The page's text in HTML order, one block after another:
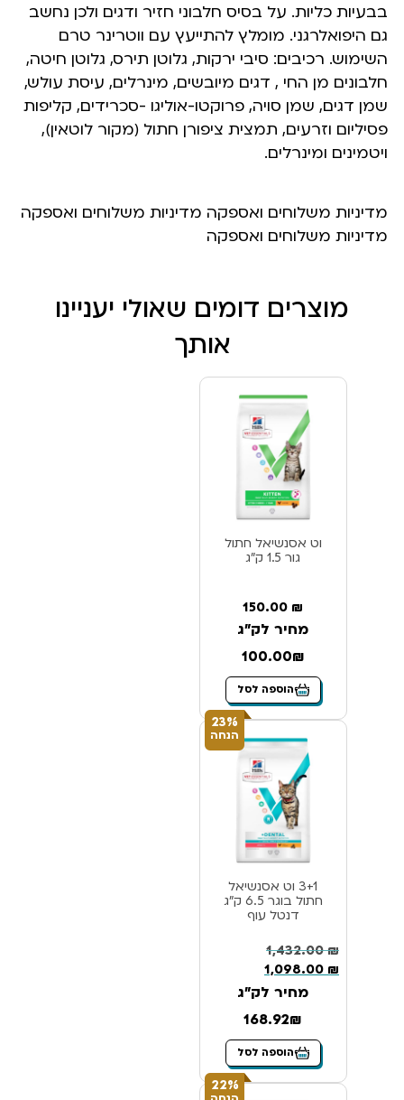
בבעיות כליות. על בסיס חלבוני חזיר ודגים ולכן נחשב
גם היפואלרגני. מומלץ להתייעץ עם ווטרינר טרם
השימוש. רכיבים: סיבי ירקות, גלוטן תירס, גלוטן חיטה,
חלבונים מן החי , דגים מיובשים, מינרלים, עיסת עולש,
שמן דגים, שמן סויה, פרוקטו-אוליגו -סכרידים, קליפות
פסיליום וזרעים, תמצית ציפורן חתול (מקור לוטאין),
ויטמינים ומינרלים.
מדיניות משלוחים ואספקה מדיניות משלוחים ואספקה
מדיניות משלוחים ואספקה
מוצרים דומים שאולי יעניינו
אותך
וט אסנשיאל חתול
גור 1.5 ק”ג
150.00 ₪
מחיר לק"ג
100.00₪
הוספה לסל
23%
הנחה
3+1 וט אסנשיאל
חתול בוגר 6.5 ק”ג
דנטל עוף
1,432.00₪
1,098.00 ₪
מחיר לק"ג
168.92₪
הוספה לסל
22%